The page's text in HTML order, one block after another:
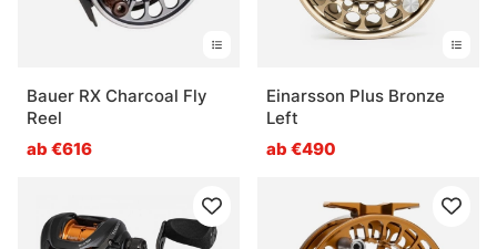
Bauer RX Charcoal Fly
Reel
ab €616
Einarsson Plus Bronze
Left
ab €490